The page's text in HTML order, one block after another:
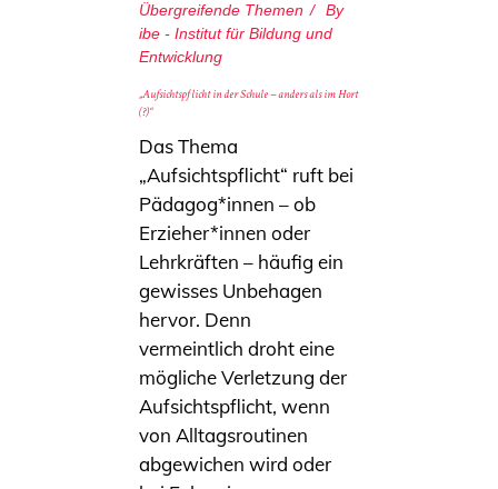
Übergreifende Themen
By
ibe - Institut für Bildung und
Entwicklung
„Aufsichtspflicht in der Schule – anders als im Hort
(?)“
Das Thema
„Aufsichtspflicht“ ruft bei
Pädagog*innen – ob
Erzieher*innen oder
Lehrkräften – häufig ein
gewisses Unbehagen
hervor. Denn
vermeintlich droht eine
mögliche Verletzung der
Aufsichtspflicht, wenn
von Alltagsroutinen
abgewichen wird oder